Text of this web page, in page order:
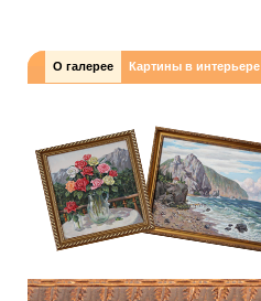
О галерее Картины в интерьере